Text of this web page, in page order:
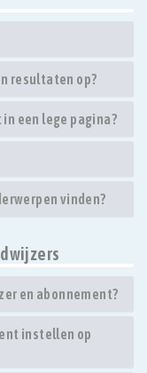
resultaten op?
een lege pagina?
vinden?
en abonnement?
instellen op